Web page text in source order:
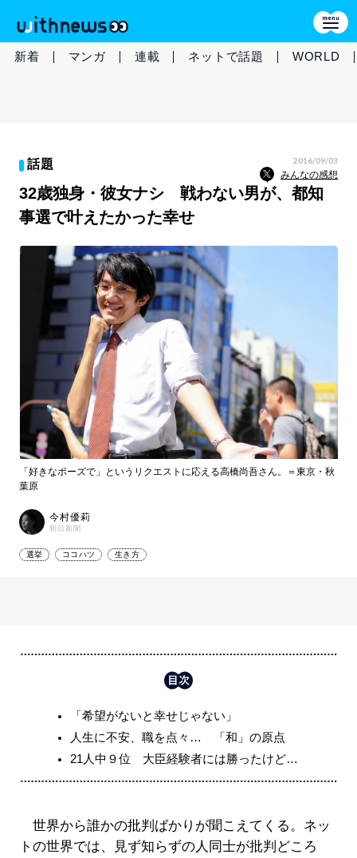
新着 マンガ 連載 ネットで話題 WORLD
話題 2016/09/03
みんなの感想
32歳独身・彼女ナシ 戦わない男が、都知
事選で叶えたかった幸せ
「好きなポーズで」というリクエストに応える高橋尚吾さん。＝東京・秋
葉原
今村優莉
朝日新聞
選挙 ココハツ 生き方
「希望がないと幸せじゃない」
人生に不安、職を点々… 「和」の原点
21人中９位 大臣経験者には勝ったけど…
世界から誰かの批判ばかりが聞こえてくる。ネッ
トの世界では、見ず知らずの人同士が批判どころ